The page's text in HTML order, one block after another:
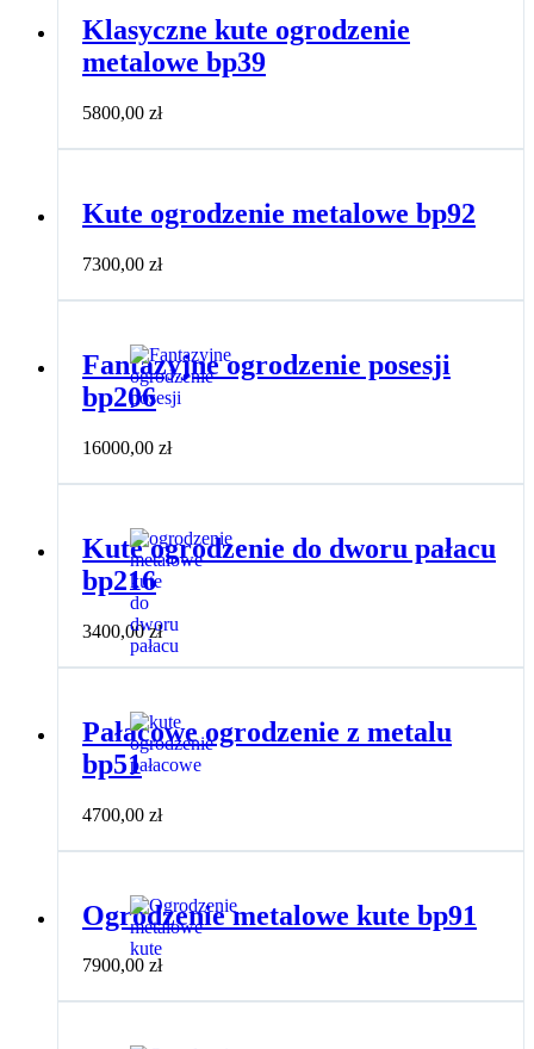
Klasyczne kute ogrodzenie
metalowe bp39
5800,00 zł
Kute ogrodzenie metalowe bp92
7300,00 zł
Fantazyjne ogrodzenie posesji
bp206
16000,00 zł
Kute ogrodzenie do dworu pałacu
bp216
3400,00zł
Pałacowe ogrodzenie z metalu
bp51
4700,00 zł
Ogrodzenie metalowe kute bp91
7900,00 zł